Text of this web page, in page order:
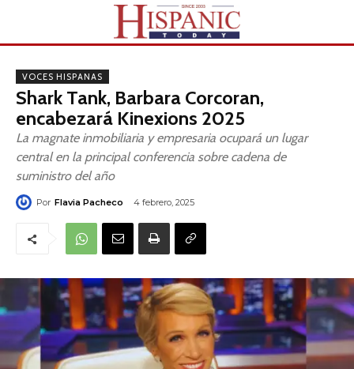
VOCES HISPANAS
Shark Tank, Barbara Corcoran,
encabezará Kinexions 2025
La magnate inmobiliaria y empresaria ocupará un lugar
central en la principal conferencia sobre cadena de
suministro del año
Por Flavia Pacheco 4 febrero, 2025